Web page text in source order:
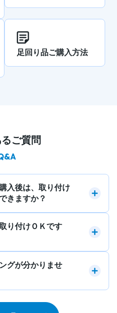
足回り品ご購入方法
ご質問
入後は、取り付け
きますか？
り付けＯＫです
グが分かりませ